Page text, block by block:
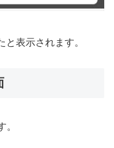
表示されます。
。